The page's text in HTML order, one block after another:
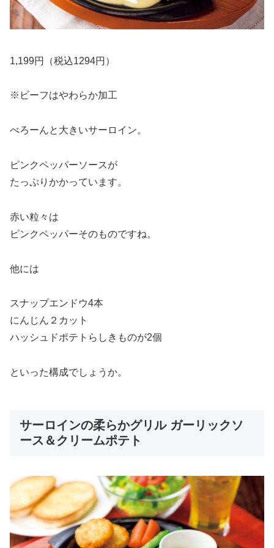
1,199円（税込1294円）
※ビーフはやわらか加工
べろーんと大きいサーロイン。
ピンクペッパーソースが
たっぷりかかっています。
赤い粒々は
ピンクペッパーそのものですね。
他には
スナップエンドウ4本
にんじん２カット
ハッシュドポテトらしきものが2個
といった構成でしょうか。
サーロインの柔らかグリル ガーリックソ
ース＆クリームポテト